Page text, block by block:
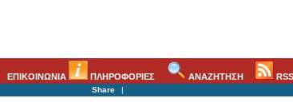
ΕΠΙΚΟΙΝΩΝΙΑ ΠΛΗΡΟΦΟΡΙΕΣ ΑΝΑΖΗΤΗΣΗ RSS
Share |